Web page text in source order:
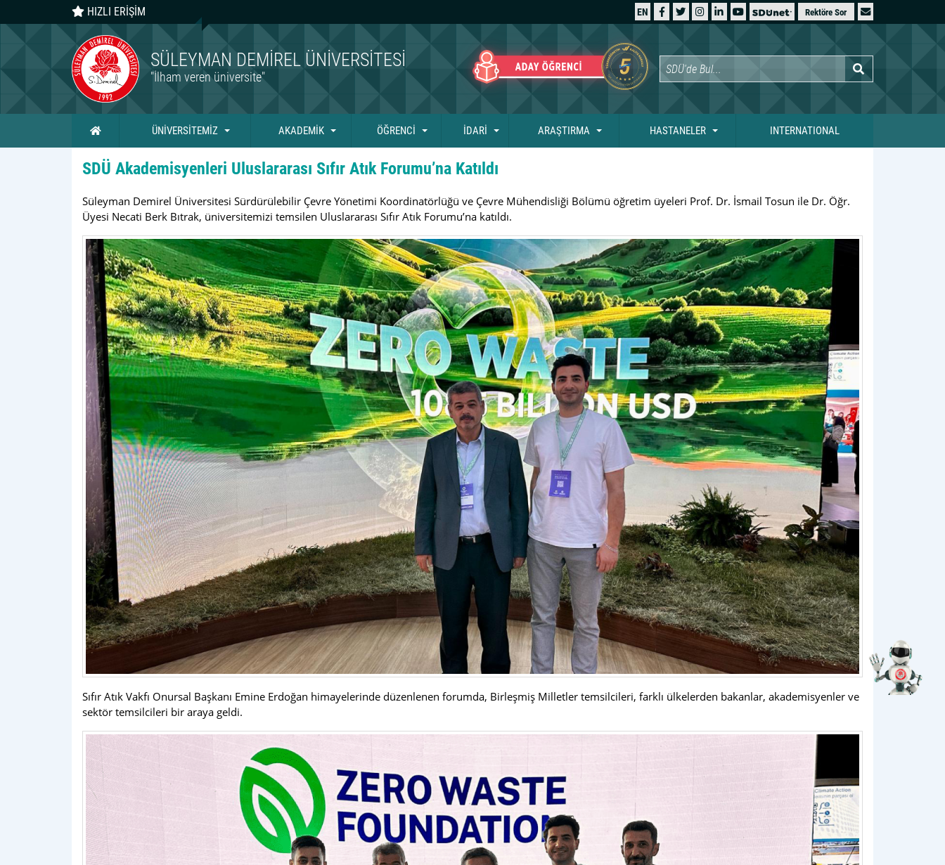
HIZLI ERİŞİM EN Rektöre Sor
SÜLEYMAN DEMIREL ÜNIVERSITESI
"İlham veren üniversite"
Ana Sayfa ÜNİVERSİTEMİZ AKADEMİK ÖĞRENCİ İDARİ ARAŞTIRMA HASTANELER INTERNATIONAL
SDÜ Akademisyenleri Uluslararası Sıfır Atık Forumu’na Katıldı
Süleyman Demirel Üniversitesi Sürdürülebilir Çevre Yönetimi Koordinatörlüğü ve Çevre Mühendisliği Bölümü öğretim üyeleri Prof. Dr. İsmail Tosun ile Dr. Öğr.
Üyesi Necati Berk Bıtrak, üniversitemizi temsilen Uluslararası Sıfır Atık Forumu’na katıldı.
Sıfır Atık Vakfı Onursal Başkanı Emine Erdoğan himayelerinde düzenlenen forumda, Birleşmiş Milletler temsilcileri, farklı ülkelerden bakanlar, akademisyenler ve
sektör temsilcileri bir araya geldi.